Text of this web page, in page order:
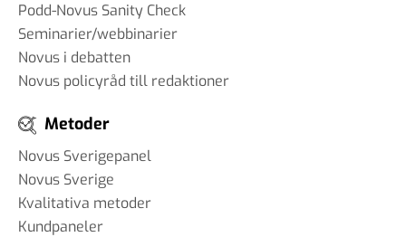
Podd-Novus Sanity Check
Seminarier/webbinarier
Novus i debatten
Novus policyråd till redaktioner
Metoder
Novus Sverigepanel
Novus Sverige
Kvalitativa metoder
Kundpaneler